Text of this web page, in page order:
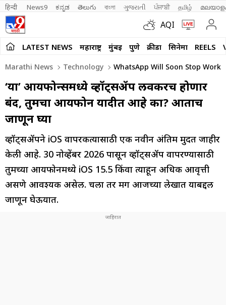
हिन्दी News9 ಕನ್ನಡ తెలుగు বাংলা ગુજરાતી ਪੰਜਾਬੀ தமிழ்
AQI
LATEST NEWS महाराष्ट्र मुंबई पुणे क्रीडा सिनेमा REELS
Marathi News Technology WhatsApp Will Soon Stop
‘या’ आयफोन्समध्ये व्हॉट्सॲप लवकरच होणार
बंद, तुमचा आयफोन यादीत आहे का? आताच
जाणून घ्या
व्हॉट्सॲपने iOS वापरकर्त्यांसाठी एक नवीन अंतिम मुदत जाहीर
केली आहे. 30 नोव्हेंबर 2026 पासून व्हॉट्सॲप वापरण्यासाठी
तुमच्या आयफोनमध्ये iOS 15.5 किंवा त्याहून अधिक आवृत्ती
असणे आवश्यक असेल. चला तर मग आजच्या लेखात याबद्दल
जाणून घेऊयात.